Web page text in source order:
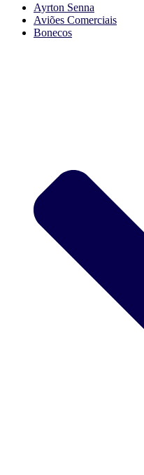
Ayrton Senna
Aviões Comerciais
Bonecos